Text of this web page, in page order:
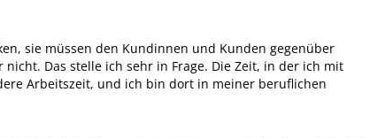
sie müssen den Kundinnen und Kunden gegenüber
Das stelle ich sehr in Frage. Die Zeit, in der ich mit
Arbeitszeit, und ich bin dort in meiner beruflichen